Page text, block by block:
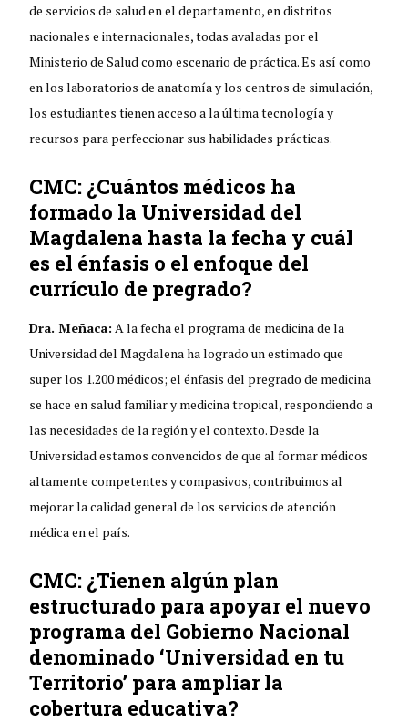
de servicios de salud en el departamento, en distritos
nacionales e internacionales, todas avaladas por el
Ministerio de Salud como escenario de práctica. Es así como
en los laboratorios de anatomía y los centros de simulación,
los estudiantes tienen acceso a la última tecnología y
recursos para perfeccionar sus habilidades prácticas.
CMC: ¿Cuántos médicos ha
formado la Universidad del
Magdalena hasta la fecha y cuál
es el énfasis o el enfoque del
currículo de pregrado?
Dra. Meñaca: A la fecha el programa de medicina de la
Universidad del Magdalena ha logrado un estimado que
super los 1.200 médicos; el énfasis del pregrado de medicina
se hace en salud familiar y medicina tropical, respondiendo a
las necesidades de la región y el contexto. Desde la
Universidad estamos convencidos de que al formar médicos
altamente competentes y compasivos, contribuimos al
mejorar la calidad general de los servicios de atención
médica en el país.
CMC: ¿Tienen algún plan
estructurado para apoyar el nuevo
programa del Gobierno Nacional
denominado ‘Universidad en tu
Territorio’ para ampliar la
cobertura educativa?